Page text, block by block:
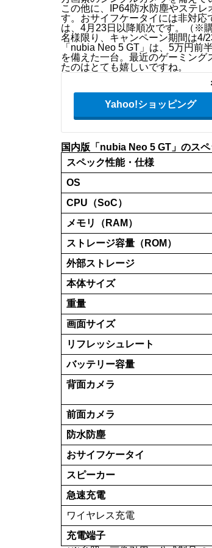
この他に、IP64防水防塵やステ
す。おサイフケータイには非対
は、4月23日以降順次です。（※
名様限り、キャンペーン期間は4/
「nubia Neo 5 GT」は、5万円前
を備えた一台。最近のゲーミン
たのはとても嬉しいですね。
Yahoo!ショッピング
国内版「nubia Neo 5 GT」のス
スペック性能・仕様
OS
CPU（SoC）
メモリ（RAM）
ストレージ容量（ROM）
外部ストレージ
本体サイズ
重量
画面サイズ
リフレッシュレート
バッテリー容量
背面カメラ
前面カメラ
防水防塵
おサイフケータイ
スピーカー
急速充電
ワイヤレス充電
充電端子